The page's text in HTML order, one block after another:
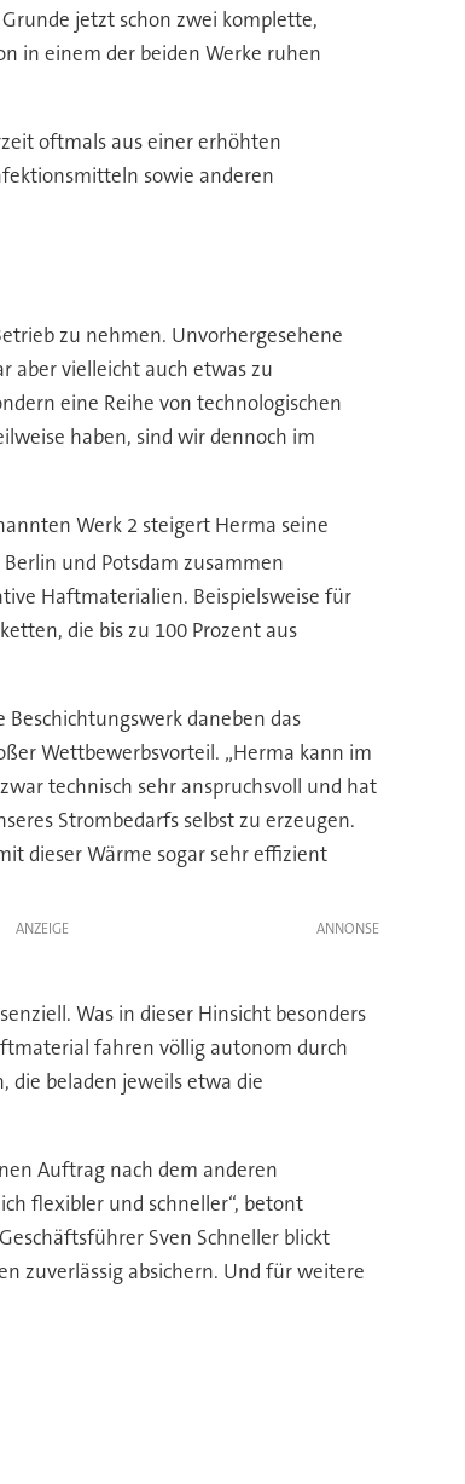
jetzt schon zwei komplette,
in einem der beiden Werke ruhen
oftmals aus einer erhöhten
sowie anderen
zu nehmen. Unvorhergesehene
aber vielleicht auch etwas zu
eine Reihe von technologischen
haben, sind wir dennoch im
Werk 2 steigert Herma seine
und Potsdam zusammen
Haftmaterialien. Beispielsweise für
die bis zu 100 Prozent aus
daneben das
Wettbewerbsvorteil. „Herma kann im
technisch sehr anspruchsvoll und hat
Strombedarfs selbst zu erzeugen.
dieser Wärme sogar sehr effizient
ANZEIGE
Was in dieser Hinsicht besonders
fahren völlig autonom durch
die beladen jeweils etwa die
Auftrag nach dem anderen
flexibler und schneller“, betont
Sven Schneller blickt
zuverlässig absichern. Und für weitere